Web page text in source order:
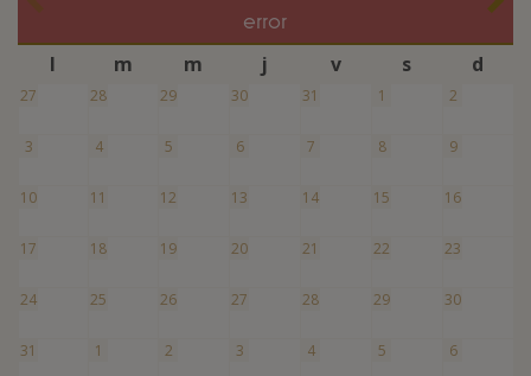
error
l m m j v s d
27 28 29 30 31 1 2
3 4 5 6 7 8 9
10 11 12 13 14 15 16
17 18 19 20 21 22 23
24 25 26 27 28 29 30
31 1 2 3 4 5 6